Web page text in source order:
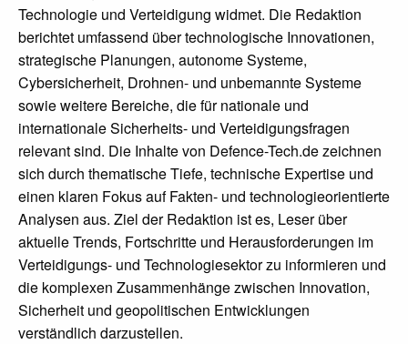
Technologie und Verteidigung widmet. Die Redaktion
berichtet umfassend über technologische Innovationen,
strategische Planungen, autonome Systeme,
Cybersicherheit, Drohnen- und unbemannte Systeme
sowie weitere Bereiche, die für nationale und
internationale Sicherheits- und Verteidigungsfragen
relevant sind. Die Inhalte von Defence-Tech.de zeichnen
sich durch thematische Tiefe, technische Expertise und
einen klaren Fokus auf Fakten- und technologieorientierte
Analysen aus. Ziel der Redaktion ist es, Leser über
aktuelle Trends, Fortschritte und Herausforderungen im
Verteidigungs- und Technologiesektor zu informieren und
die komplexen Zusammenhänge zwischen Innovation,
Sicherheit und geopolitischen Entwicklungen
verständlich darzustellen.